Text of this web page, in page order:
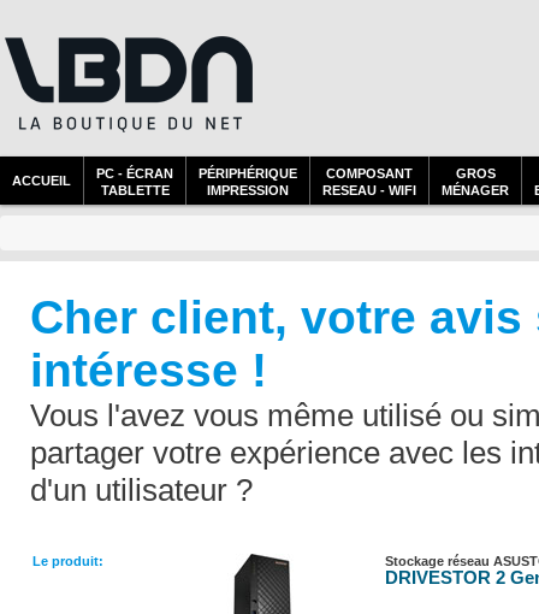
ACCUEIL
PC - ÉCRAN
TABLETTE
PÉRIPHÉRIQUE
IMPRESSION
COMPOSANT
RESEAU - WIFI
GROS
MÉNAGER
Cher client, votre
intéresse !
Vous l'avez vous même utilisé ou
partager votre expérience avec les
d'un utilisateur ?
Le produit: Stockage réseau
DRIVESTOR 2